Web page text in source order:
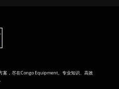
案，尽在Congo Equipment。专业知识、高效